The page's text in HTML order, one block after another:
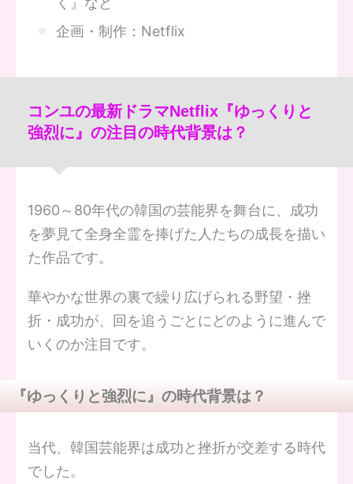
企画・制作：Netflix
コンユの最新ドラマNetflix『ゆっくりと
強烈に』の注目の時代背景は？
1960～80年代の韓国の芸能界を舞台に、成功
を夢見て全身全霊を捧げた人たちの成長を描い
た作品です。
華やかな世界の裏で繰り広げられる野望・挫
折・成功が、回を追うごとにどのように進んで
いくのか注目です。
『ゆっくりと強烈に』の時代背景は？
当代、韓国芸能界は成功と挫折が交差する時代
でした。